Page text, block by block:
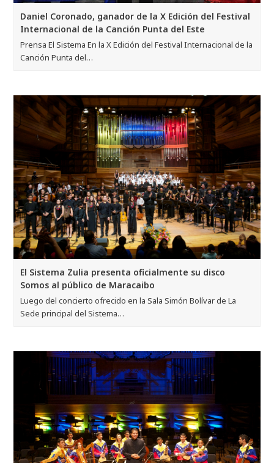
Daniel Coronado, ganador de la X Edición del Festival
Internacional de la Canción Punta del Este
Prensa El Sistema En la X Edición del Festival Internacional de la
Canción Punta del…
El Sistema Zulia presenta oficialmente su disco
Somos al público de Maracaibo
Luego del concierto ofrecido en la Sala Simón Bolívar de La
Sede principal del Sistema…